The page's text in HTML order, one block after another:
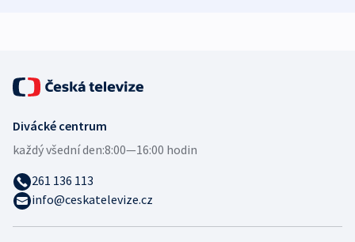
Divácké centrum
každý všední den:8:00—16:00 hodin
261 136 113
info@ceskatelevize.cz